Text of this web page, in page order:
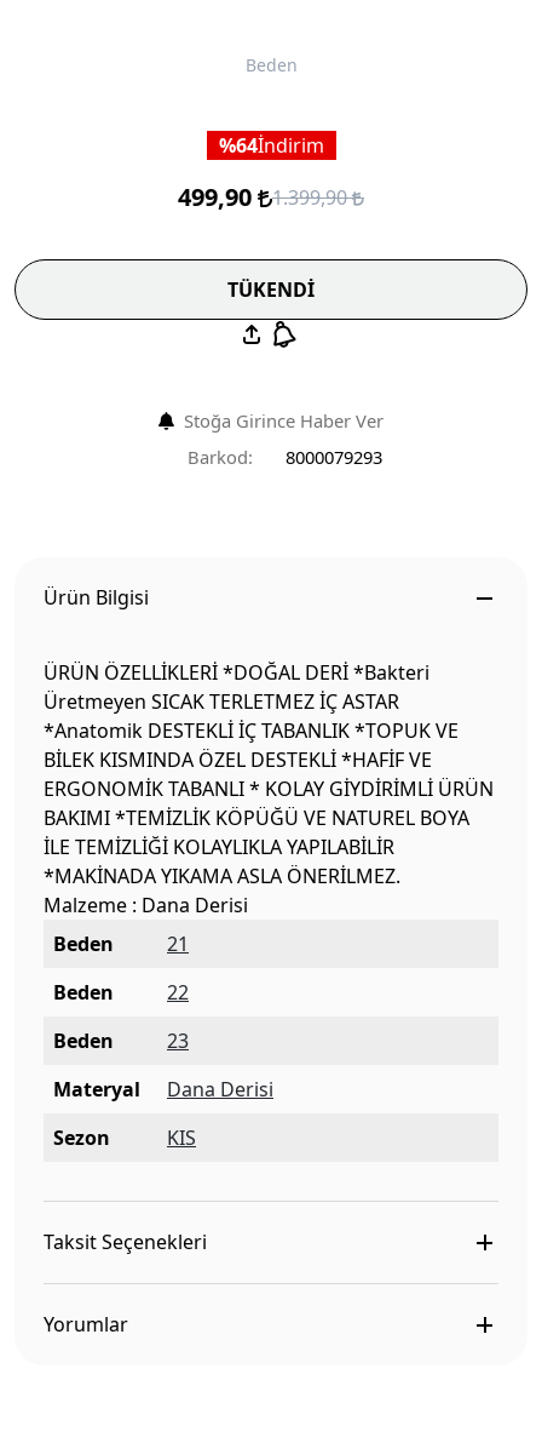
Beden
64İndirim
499,90 1.399,90
TÜKENDİ
Stoğa Girince Haber Ver
Barkod:
8000079293
Ürün Bilgisi
ÜRÜN ÖZELLİKLERİ *DOĞAL DERİ *Bakteri
Üretmeyen SICAK TERLETMEZ İÇ ASTAR
*Anatomik DESTEKLİ İÇ TABANLIK *TOPUK VE
BİLEK KISMINDA ÖZEL DESTEKLİ *HAFİF VE
ERGONOMİK TABANLI * KOLAY GİYDİRİMLİ ÜRÜN
BAKIMI *TEMİZLİK KÖPÜĞÜ VE NATUREL BOYA
İLE TEMİZLİĞİ KOLAYLIKLA YAPILABİLİR
*MAKİNADA YIKAMA ASLA ÖNERİLMEZ.
Malzeme : Dana Derisi
Beden
21
Beden
22
Beden
23
Materyal
Dana Derisi
Sezon
KIS
Taksit Seçenekleri
Yorumlar